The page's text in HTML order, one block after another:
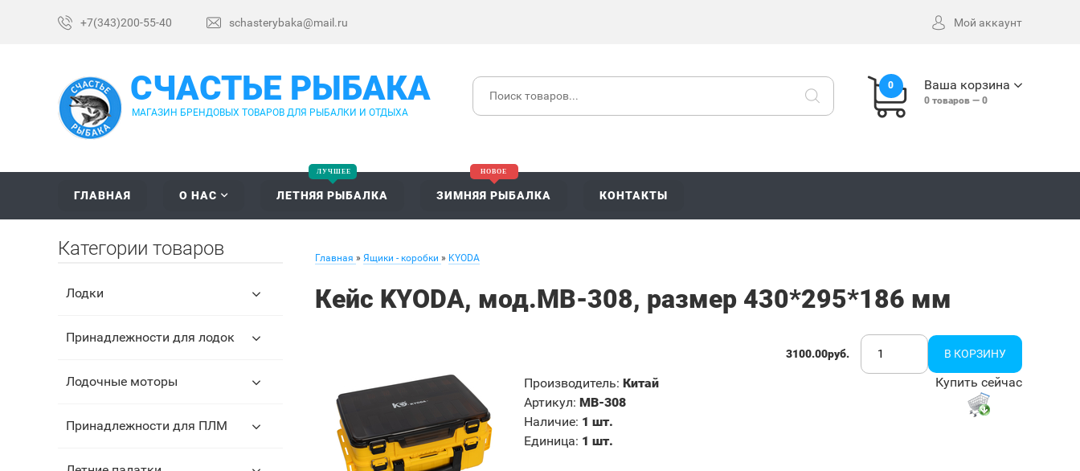
+7(343)200-55-40 schasterybaka@mail.ru Мой аккаунт
СЧАСТЬЕ РЫБАКА
МАГАЗИН БРЕНДОВЫХ ТОВАРОВ ДЛЯ РЫБАЛКИ И ОТДЫХА
0 Ваша корзина
0 товаров — 0
ГЛАВНАЯ О НАС ЛЕТНЯЯ РЫБАЛКА ЗИМНЯЯ РЫБАЛКА КОНТАКТЫ
Главная » Ящики - коробки » KYODA
Кейс KYODA, мод.MB-308, размер 430*295*186 мм
3100.00руб.
Производитель: Китай
Артикул: MB-308
Наличие: 1 шт.
Единица: 1 шт.
Купить сейчас
Категории товаров
Лодки
Принадлежности для лодок
Лодочные моторы
Принадлежности для ПЛМ